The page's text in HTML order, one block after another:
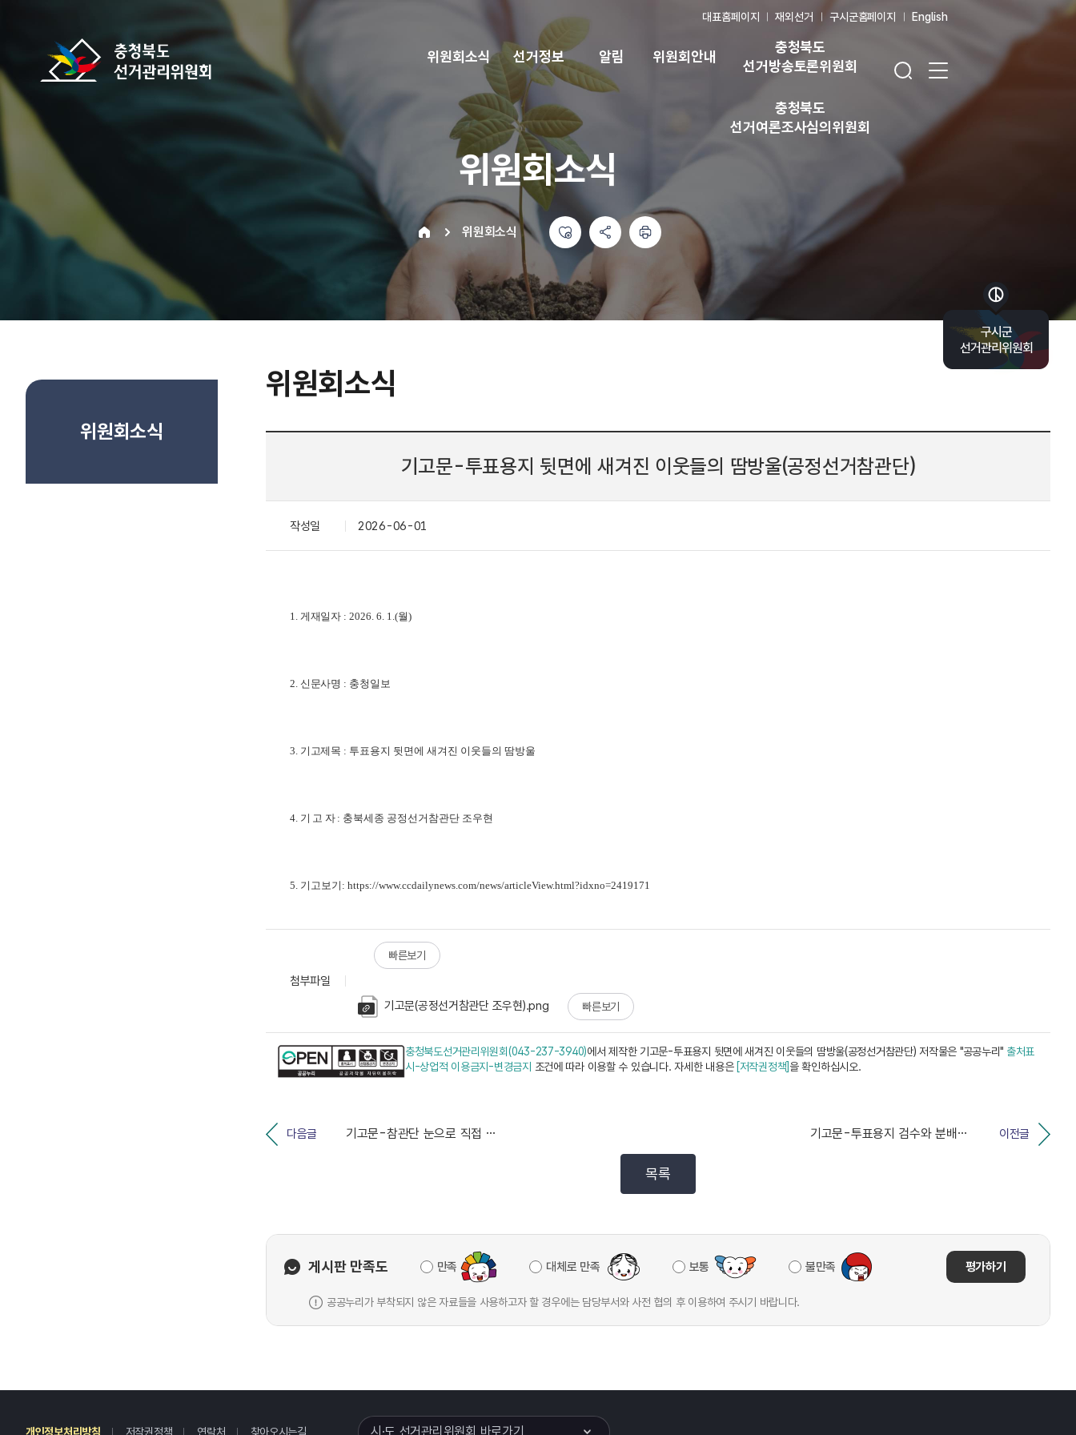
대표홈페이지 재외선거 구시군홈페이지 English
위원회소식 선거정보 알림 위원회안내
충청북도
선거방송토론위원회
충청북도
선거여론조사심의위원회
위원회소식
위원회소식
위원회소식
위원회소식
기고문-투표용지 뒷면에 새겨진 이웃들의 땀방울(공정선거참관단)
작성일 2026-06-01
1. 게재일자 : 2026. 6. 1.(월)
2. 신문사명 : 충청일보
3. 기고제목 : 투표용지 뒷면에 새겨진 이웃들의 땀방울
4. 기 고 자 : 충북세종 공정선거참관단 조우현
5. 기고보기 : https://www.ccdailynews.com/news/articleView.html?idxno=2419171
첨부파일
빠른보기
기고문(공정선거참관단 조우현).png 빠른보기
충청북도선거관리위원회(043-237-3940)에서 제작한 기고문-투표용지 뒷면에 새겨진 이웃들의 땀방울(공정선거참관단) 저작물은 "공공누리" 출처표
시-상업적 이용금지-변경금지 조건에 따라 이용할 수 있습니다. 자세한 내용은 [저작권정책]을 확인하십시오.
다음글 기고문-참관단 눈으로 직접 확인한 선거과정의 신뢰성(공... 이전글
기고문-투표용지 검수와 분배, 한 표의 무게 를 담아내...
목록
게시판 만족도 만족 대체로 만족 보통 불만족 평가하기
공공누리가 부착되지 않은 자료들을 사용하고자 할 경우에는 담당부서와 사전 협의 후 이용하여 주시기 바랍니다.
구시군
선거관리위원회
바로가기 목록 열기
개인정보처리방침 저작권정책 연락처 찾아오시는길 시·도 선거관리위원회 바로가기